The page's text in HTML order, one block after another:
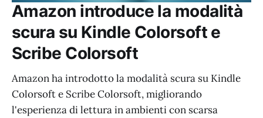
Amazon introduce la modalità
scura su Kindle Colorsoft e
Scribe Colorsoft
Amazon ha introdotto la modalità scura su Kindle
Colorsoft e Scribe Colorsoft, migliorando
l'esperienza di lettura in ambienti con scarsa